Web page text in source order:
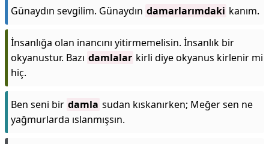
Günaydın sevgilim. Günaydın damarlarımdaki kanım.
İnsanlığa olan inancını yitirmemelisin. İnsanlık bir
okyanustur. Bazı damlalar kirli diye okyanus kirlenir mi
hiç.
Ben seni bir damla sudan kıskanırken; Meğer sen ne
yağmurlarda ıslanmışsın.